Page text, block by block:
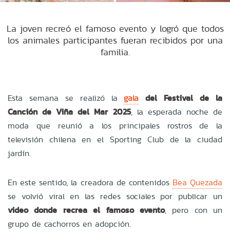
La joven recreó el famoso evento y logró que todos
los animales participantes fueran recibidos por una
familia.
Esta semana se realizó lagala del Festival de la
Canción de Viña del Mar 2025, la esperada noche de
moda que reunió a los principales rostros de la
televisión chilena en el Sporting Club de la ciudad
jardín.
En este sentido, la creadora de contenidos Bea Quezada
se volvió viral en las redes sociales por publicar un
video donde recrea el famoso evento, pero con un
grupo de cachorros en adopción.